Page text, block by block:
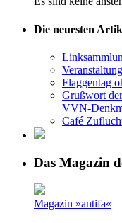
Die neuesten
Flaggentag
Grußwort
VVN-
Café
Das Magazin
Magazin »antifa«